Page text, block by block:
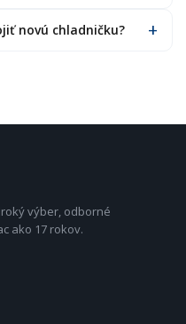
novú chladničku?
výber, odborné
ako 17 rokov.